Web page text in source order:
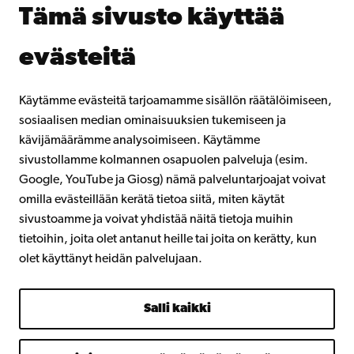
Tämä sivusto käyttää
evästeitä
Käytämme evästeitä tarjoamamme sisällön räätälöimiseen,
sosiaalisen median ominaisuuksien tukemiseen ja
kävijämäärämme analysoimiseen. Käytämme
sivustollamme kolmannen osapuolen palveluja (esim.
Google, YouTube ja Giosg) nämä palveluntarjoajat voivat
omilla evästeillään kerätä tietoa siitä, miten käytät
sivustoamme ja voivat yhdistää näitä tietoja muihin
tietoihin, joita olet antanut heille tai joita on kerätty, kun
olet käyttänyt heidän palvelujaan.
Salli kaikki
Lahjoita Åbo Akademille
Åbo Akademista
Facebook Instagram YouTube LinkedIn Blog Snapchat